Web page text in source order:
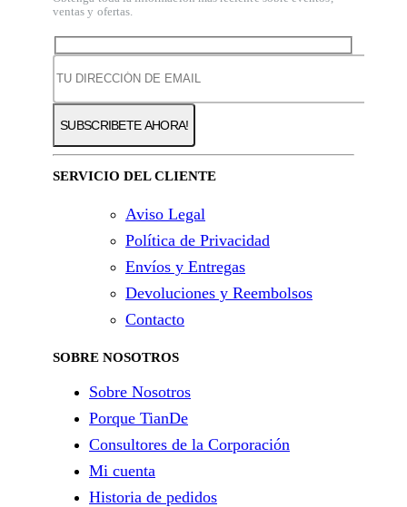
ventas y ofertas.
SERVICIO DEL CLIENTE
Aviso Legal
Política de Privacidad
Envíos y Entregas
Devoluciones y Reembolsos
Contacto
SOBRE NOSOTROS
Sobre Nosotros
Porque TianDe
Consultores de la Corporación
Mi cuenta
Historia de pedidos